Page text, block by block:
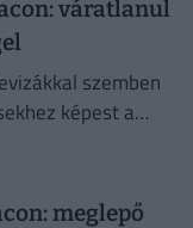
váratlanul
szemben
képest a
meglepő